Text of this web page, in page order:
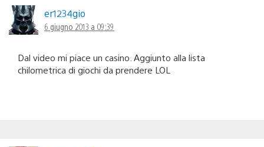
er1234gio
6 giugno 2013 a 09:39
Dal video mi piace un casino. Aggiunto alla lista
chilometrica di giochi da prendere LOL